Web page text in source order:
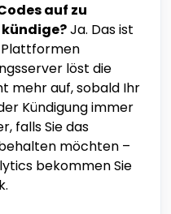
auf zu
Ja. Das ist
löst die
mehr auf, sobald Ihr
Kündigung immer
falls Sie das
möchten –
bekommen Sie